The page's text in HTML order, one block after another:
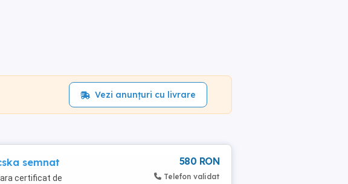
Vezi anunțuri cu livrare
semnat
certificat de
580 RON
Telefon validat